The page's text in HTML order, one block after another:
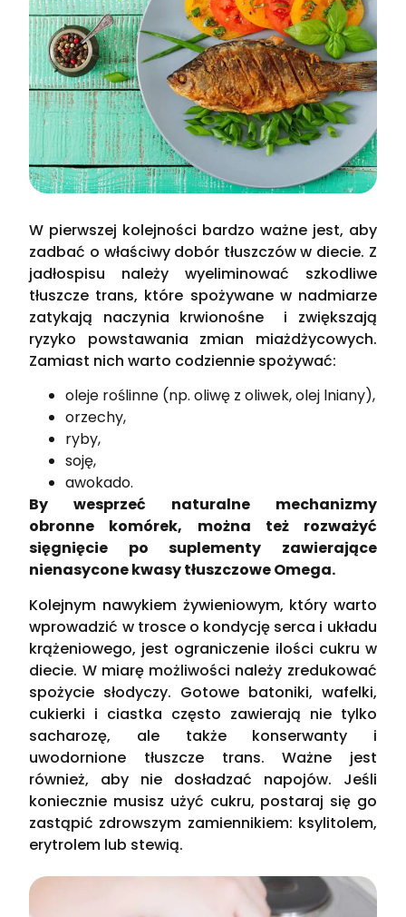
W pierwszej kolejności bardzo ważne jest, aby
zadbać o właściwy dobór tłuszczów w diecie. Z
jadłospisu należy wyeliminować szkodliwe
tłuszcze trans, które spożywane w nadmiarze
zatykają naczynia krwionośne i zwiększają
ryzyko powstawania zmian miażdżycowych.
Zamiast nich warto codziennie spożywać:
oleje roślinne (np. oliwę z oliwek, olej lniany),
orzechy,
ryby,
soję,
awokado.
By wesprzeć naturalne mechanizmy
obronne komórek, można też rozważyć
sięgnięcie po suplementy zawierające
nienasycone kwasy tłuszczowe Omega.
Kolejnym nawykiem żywieniowym, który warto
wprowadzić w trosce o kondycję serca i układu
krążeniowego, jest ograniczenie ilości cukru w
diecie. W miarę możliwości należy zredukować
spożycie słodyczy. Gotowe batoniki, wafelki,
cukierki i ciastka często zawierają nie tylko
sacharozę, ale także konserwanty i
uwodornione tłuszcze trans. Ważne jest
również, aby nie dosładzać napojów. Jeśli
koniecznie musisz użyć cukru, postaraj się go
zastąpić zdrowszym zamiennikiem: ksylitolem,
erytrolem lub stewią.